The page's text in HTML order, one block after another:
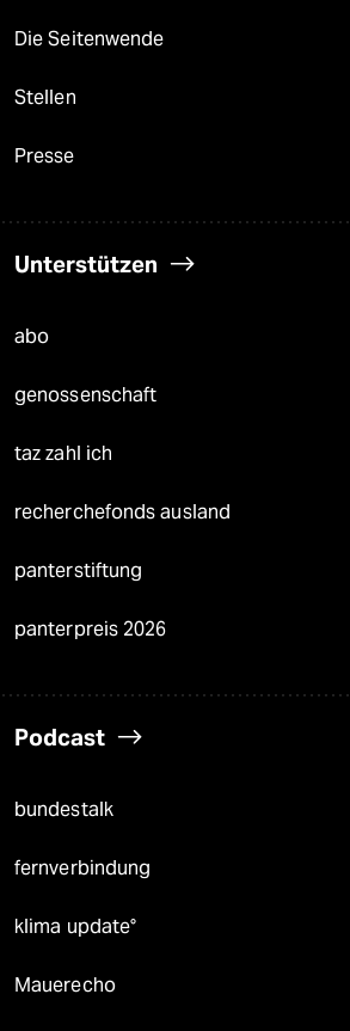
Die Seitenwende
Stellen
Presse
Unterstützen
abo
genossenschaft
taz zahl ich
recherchefonds ausland
panterstiftung
panterpreis 2026
Podcast
bundestalk
fernverbindung
klima update°
Mauerecho